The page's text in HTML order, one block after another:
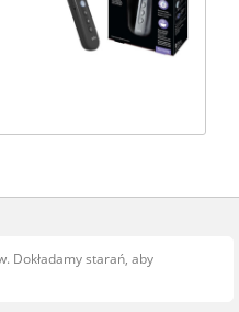
Dokładamy starań, aby